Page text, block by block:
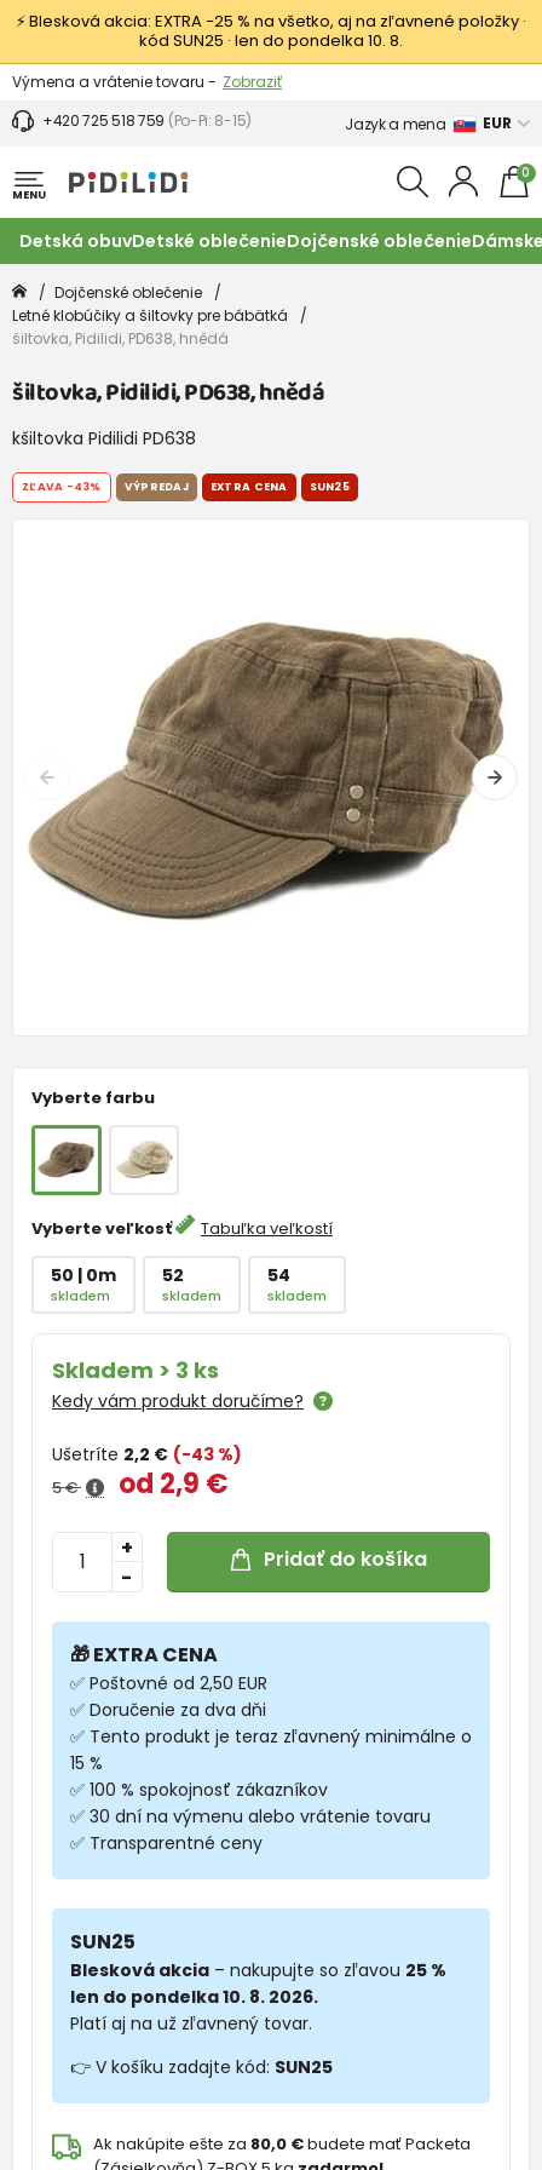
⚡ Blesková akcia: EXTRA −25 % na všetko, aj na zľavnené položky ·
kód SUN25 · len do pondelka 10. 8.
Výmena a vrátenie tovaru - Zobraziť
Zľava 3,80 EUR na prvý nákup - Podmienky
+420 725 518 759 (Po-Pi: 8-15) Jazyk a mena EUR
MENU
0
Detská obuvDetské oblečenieDojčenské oblečenie
Dojčenské oblečenie
Letné klobúčiky a šiltovky pre bábätká
šiltovka, Pidilidi, PD638, hnědá
šiltovka, Pidilidi, PD638, hnědá
kšiltovka Pidilidi PD638
Vyberte farbu
Vyberte veľkosť Tabuľka veľkostí
50 | 0m
skladem
52
skladem
54
skladem
Skladem > 3 ks
Kedy vám produkt doručíme?
Ušetríte 2,2 € (-43 %)
5 € od 2,9 €
-
+ Pridať do košíka
🎁 EXTRA CENA
✅ Poštovné od 2,50 EUR
✅ Doručenie za dva dňi
✅ Tento produkt je teraz zľavnený minimálne o
15 %
✅ 100 % spokojnosť zákazníkov
✅ 30 dní na výmenu alebo vrátenie tovaru
✅ Transparentné ceny
SUN25
Blesková akcia – nakupujte so zľavou 25 %
len do pondelka 10. 8. 2026.
Platí aj na už zľavnený tovar.
👉 V košíku zadajte kód: SUN25
Ak nakúpite ešte za 80,0 €budete mať Packeta
ZĽAVA -43% VÝPREDAJ EXTRA CENA SUN25